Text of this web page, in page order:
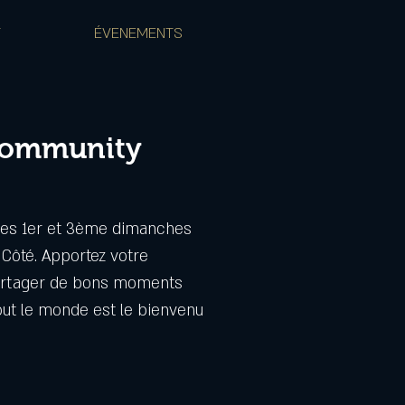
ÉVENEMENTS
1er et 3ème dimanches
Apportez votre
de bons moments
le monde est le bienvenu